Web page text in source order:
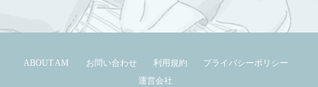
ABOUT AM お問い合わせ 利用規約
プライバシーポリシー
運営会社